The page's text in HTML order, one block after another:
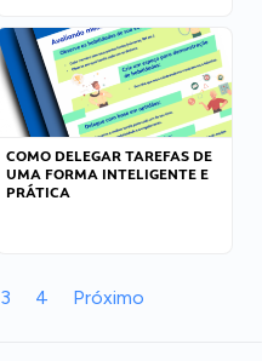
COMO DELEGAR TAREFAS DE
UMA FORMA INTELIGENTE E
PRÁTICA
3 4 Próximo